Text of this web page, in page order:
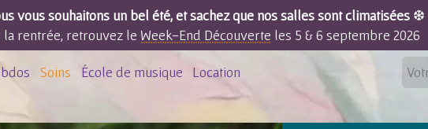
vous souhaitons un bel été, et sachez que nos salles sont climatisées ❆
la rentrée, retrouvez le Week-End Découverte les 5 & 6 septembre 2026
Soins École de musique Location